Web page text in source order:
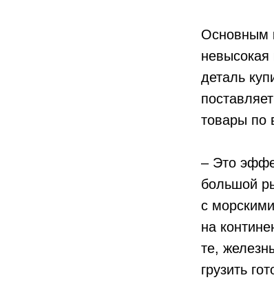
Основным
невысокая
деталь
товары по
– Это
большой
с
на
те,
грузить